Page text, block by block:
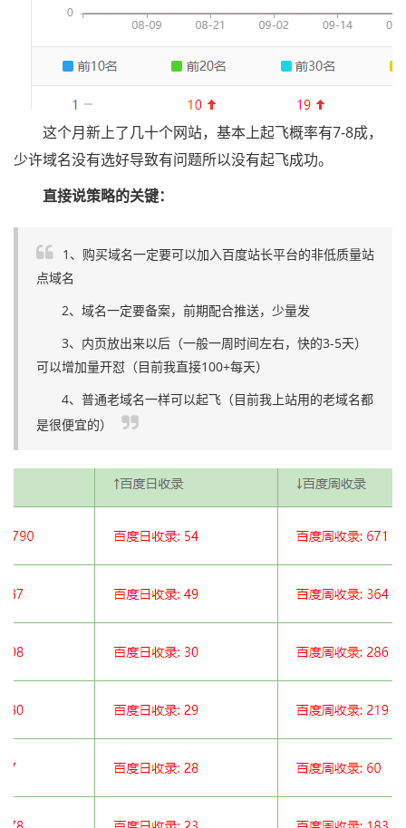
这个月新上了几十个网站，基本上起飞概率有7-8成，
少许域名没有选好导致有问题所以没有起飞成功。
直接说策略的关键：
1、购买域名一定要可以加入百度站长平台的非低质量站
点域名
2、域名一定要备案，前期配合推送，少量发
3、内页放出来以后（一般一周时间左右，快的3-5天）
可以增加量开怼（目前我直接100+每天）
4、普通老域名一样可以起飞（目前我上站用的老域名都
是很便宜的）